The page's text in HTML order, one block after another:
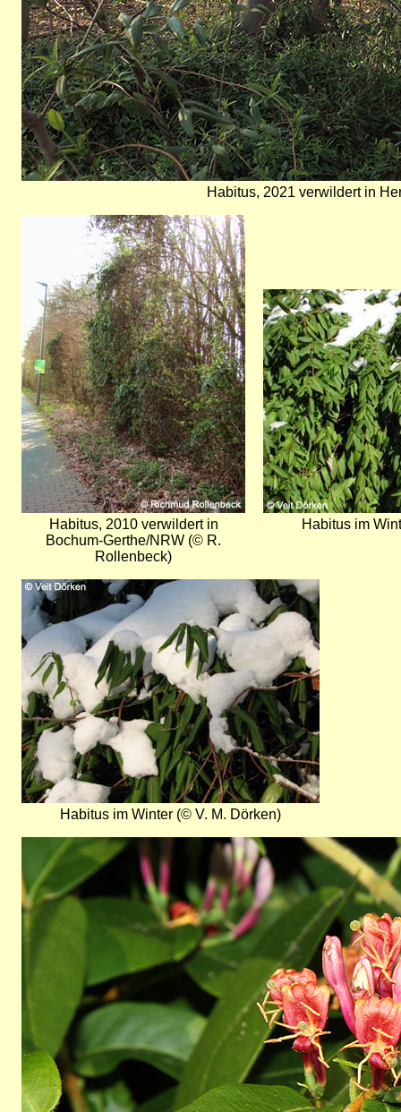
Habitus, 2021 verwildert in
Habitus, 2010 verwildert in
Bochum-Gerthe/NRW (© R.
Rollenbeck)
Bild
Habitus im
Bild
Habitus im Winter (© V. M. Dörken)